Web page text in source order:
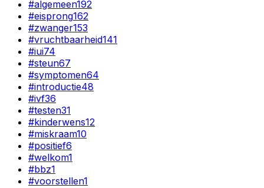
#algemeen192
#eisprong162
#zwanger153
#vruchtbaarheid141
#iui74
#steun67
#symptomen64
#introductie48
#ivf36
#testen31
#kinderwens12
#miskraam10
#positief6
#welkom1
#bbz1
#voorstellen1